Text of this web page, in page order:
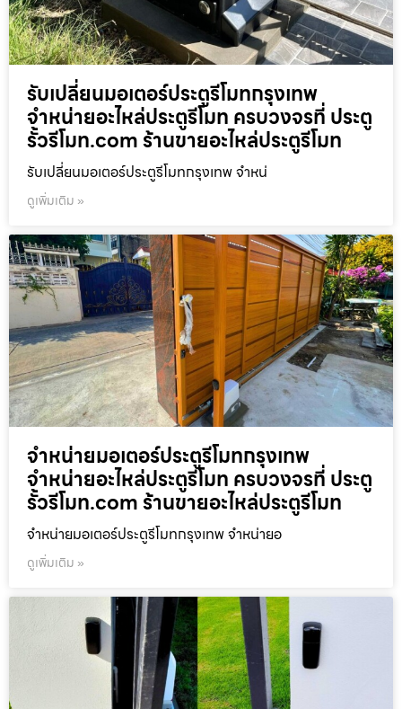
รับเปลี่ยนมอเตอร์ประตูรีโมทกรุงเทพ
จำหน่ายอะไหล่ประตูรีโมท ครบวงจรที่ ประตู
รั้วรีโมท.com ร้านขายอะไหล่ประตูรีโมท
รับเปลี่ยนมอเตอร์ประตูรีโมทกรุงเทพ จำหน่
ดูเพิ่มเติม »
จำหน่ายมอเตอร์ประตูรีโมทกรุงเทพ
จำหน่ายอะไหล่ประตูรีโมท ครบวงจรที่ ประตู
รั้วรีโมท.com ร้านขายอะไหล่ประตูรีโมท
จำหน่ายมอเตอร์ประตูรีโมทกรุงเทพ จำหน่ายอ
ดูเพิ่มเติม »